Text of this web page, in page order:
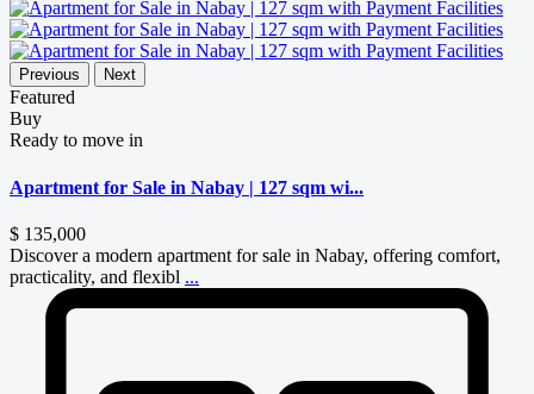
Previous Next
Featured
Buy
Ready to move in
Apartment for Sale in Nabay | 127 sqm wi...
$ 135,000
Discover a modern apartment for sale in Nabay, offering comfort,
practicality, and flexibl ...